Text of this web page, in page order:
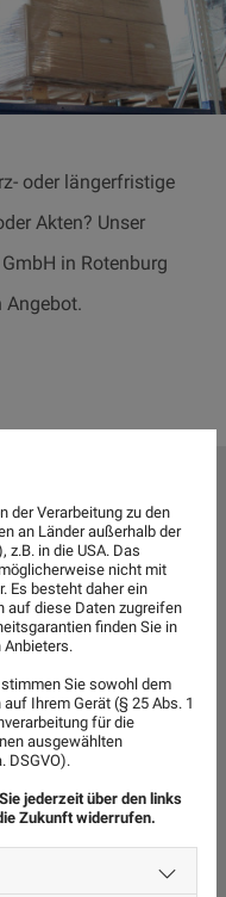
oder längerfristige
Akten? Unser
in Rotenburg
Angebot.
LAGERUNG
der Verarbeitung zu den
an Länder außerhalb der
z.B. in die USA. Das
nicht mit
Es besteht daher ein
auf diese Daten zugreifen
finden Sie in
stimmen Sie sowohl dem
Ihrem Gerät (§ 25 Abs. 1
für die
ausgewählten
DSGVO).
jederzeit über den links
Zukunft widerrufen.